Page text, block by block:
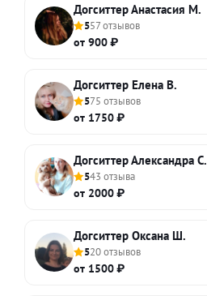
Догситтер Анастасия М.
557 отзывов
от 900 ₽
Догситтер Елена В.
575 отзывов
от 1750 ₽
Догситтер Александра С.
543 отзыва
от 2000 ₽
Догситтер Оксана Ш.
520 отзывов
от 1500 ₽